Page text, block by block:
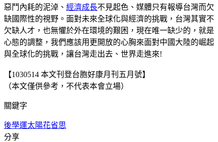
惡鬥內耗的泥淖、 經濟成長不見起色、媒體只有報導台灣而欠
缺國際性的視野。面對未來全球化與經濟的挑戰，台灣其實不
欠缺人才，也無懼於外在環境的艱困，現在唯一缺少的，就是
心態的調整，我們應該用更開放的心胸來面對中國大陸的崛起
與全球化的挑戰，讓台灣走出去、世界走進來!
【1030514 本文刊登台胞好康月刊五月號】
（本文僅供參考，不代表本會立場）
關鍵字
後學運太陽花省思
分享